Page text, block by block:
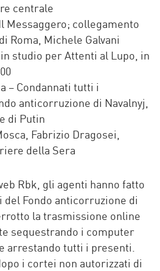
centrale
Messaggero; collegamento
Roma, Michele Galvani
studio per Attenti al Lupo, in
– Condannati tutti i
anticorruzione di Navalnyj,
di Putin
Fabrizio Dragosei,
della Sera
Rbk, gli agenti hanno fatto
Fondo anticorruzione di
la trasmissione online
sequestrando i computer
arrestando tutti i presenti.
i cortei non autorizzati di